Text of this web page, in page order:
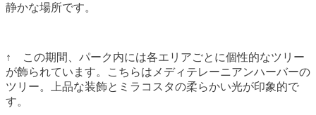
静かな場所です。
↑ この期間、パーク内には各エリアごとに個性的なツリー
が飾られています。こちらはメディテレーニアンハーバーの
ツリー。上品な装飾とミラコスタの柔らかい光が印象的で
す。